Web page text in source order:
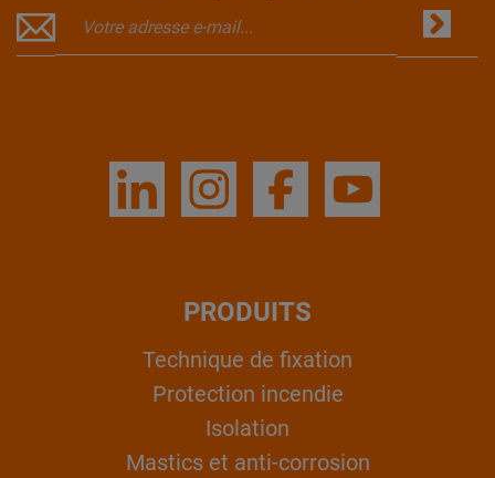
PRODUITS
Technique de fixation
Protection incendie
Isolation
Mastics et anti-corrosion